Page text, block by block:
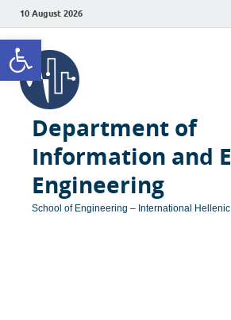
Open toolbar
10 August 2026
Department of
Information and
Engineering
School of Engineering – International